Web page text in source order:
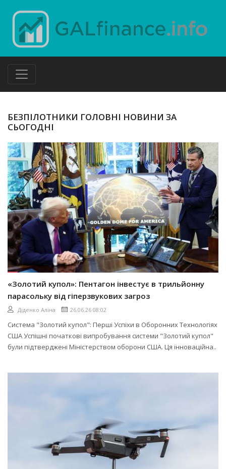
БЕЗПІЛОТНИКИ ГОЛОВНІ НОВИНИ ЗА
СЬОГОДНІ
«Золотий купол»: Пентагон інвестує в трильйонну
парасольку від гіперзвукових загроз
Діденко Аліна 26.06.26 08:02
Система "Золотий купол": Перші Успіхи в Оборонних Технологіях
США Успішні початкові випробування системи "Золотий купол"
були підтверджені Міністерством оборони США. Ця інноваційна..